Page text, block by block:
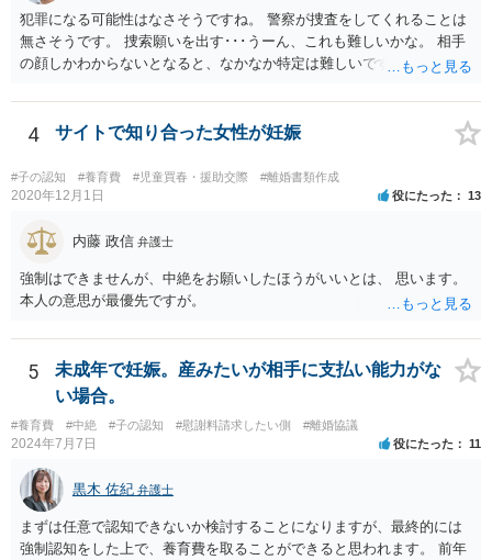
犯罪になる可能性はなさそうですね。 警察が捜査をしてくれることは
無さそうです。 捜索願いを出す･･･うーん、これも難しいかな。 相手
の顔しかわからないとなると、なかなか特定は難しいですね。 お役に
4 サイトで知り合った女性が妊娠
#子の認知 #養育費 #児童買春・援助交際 #離婚書類作成
2020年12月1日 役にたった 13
内藤 政信 弁護士
強制はできませんが、中絶をお願いしたほうがいいとは、 思います。
本人の意思が最優先ですが。
5
未成年で妊娠。産みたいが相手に支払い能力がな
い場合。
#養育費 #中絶 #子の認知 #慰謝料請求したい側 #離婚協議
2024年7月7日 役にたった 11
黒木 佐紀 弁護士
まずは任意で認知できないか検討することになりますが、最終的には
強制認知をした上で、養育費を取ることができると思われます。 前年